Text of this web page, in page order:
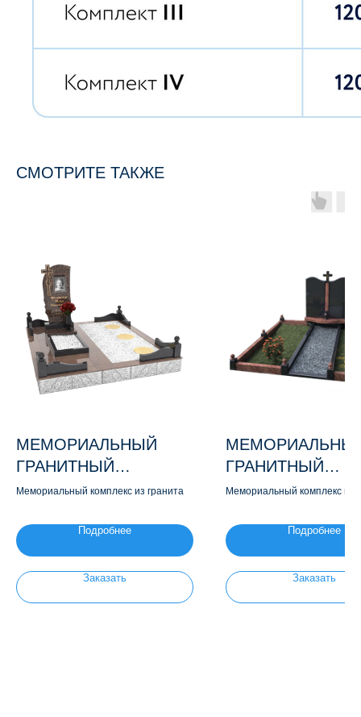
СМОТРИТЕ ТАКЖЕ
МЕМОРИАЛЬНЫЙ
ГРАНИТНЫЙ
КОМПЛЕКС М134
Мемориальный комплекс из гранита
Подробнее
Заказать
ГРАНИТНЫЙ
КОМПЛЕКС М109
Мемориальный комплекс из
Подробнее
Заказать